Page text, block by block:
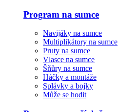
Program na sumce
Navijáky na sumce
Multiplikátory na sumce
Pruty na sumce
Vlasce na sumce
Šňůry na sumce
Háčky a montáže
Splávky a bojky
Může se hodit